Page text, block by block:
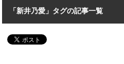
「新井乃愛」タグの記事一覧